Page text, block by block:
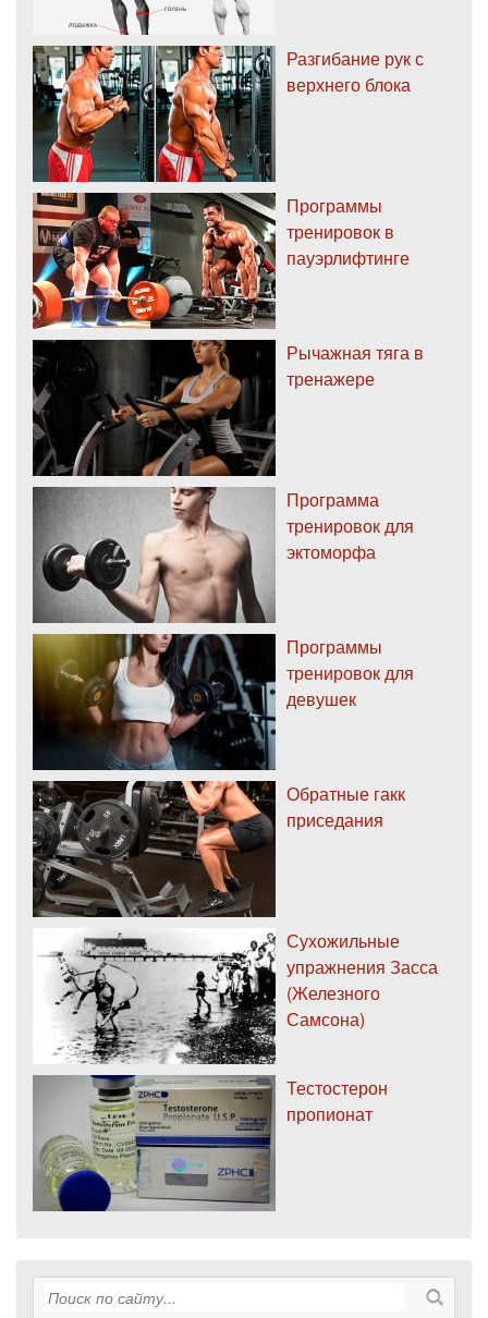
Разгибание рук с
верхнего блока
Программы
тренировок в
пауэрлифтинге
Рычажная тяга в
тренажере
Программа
тренировок для
эктоморфа
Программы
тренировок для
девушек
Обратные гакк
приседания
Сухожильные
упражнения Засса
(Железного
Самсона)
Тестостерон
пропионат